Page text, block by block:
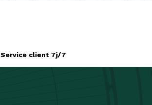
Service client 7j/7